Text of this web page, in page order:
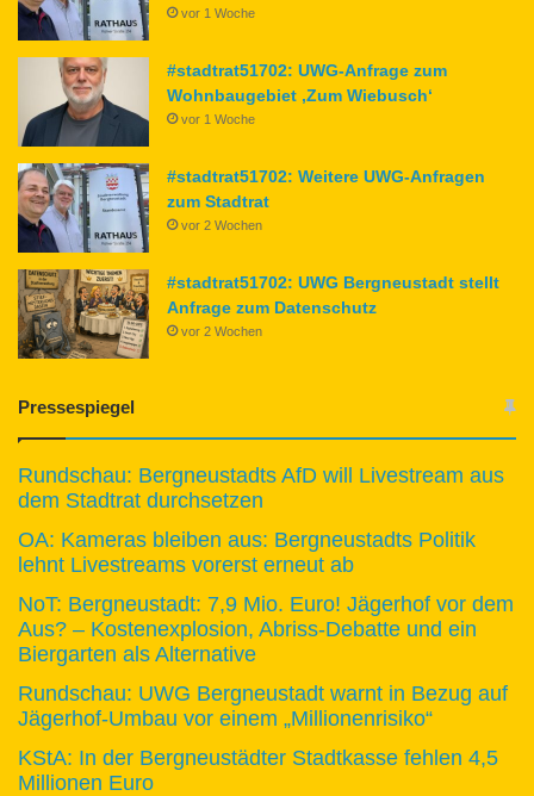
vor 1 Woche
#stadtrat51702: UWG-Anfrage zum
Wohnbaugebiet ‚Zum Wiebusch‘
vor 1 Woche
#stadtrat51702: Weitere UWG-Anfragen
zum Stadtrat
vor 2 Wochen
#stadtrat51702: UWG Bergneustadt stellt
Anfrage zum Datenschutz
vor 2 Wochen
Pressespiegel
Rundschau: Bergneustadts AfD will Livestream aus
dem Stadtrat durchsetzen
OA: Kameras bleiben aus: Bergneustadts Politik
lehnt Livestreams vorerst erneut ab
NoT: Bergneustadt: 7,9 Mio. Euro! Jägerhof vor dem
Aus? – Kostenexplosion, Abriss-Debatte und ein
Biergarten als Alternative
Rundschau: UWG Bergneustadt warnt in Bezug auf
Jägerhof-Umbau vor einem „Millionenrisiko“
KStA: In der Bergneustädter Stadtkasse fehlen 4,5
Millionen Euro